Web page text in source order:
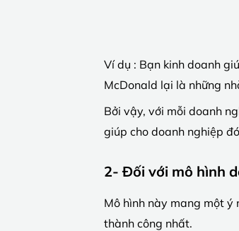
Ví dụ : Bạn kinh doanh
McDonald lại là những
Bởi vậy, với mỗi doanh
giúp cho doanh nghiệp
2- Đối với mô hình
Mô hình này mang một ý
thành công nhất.